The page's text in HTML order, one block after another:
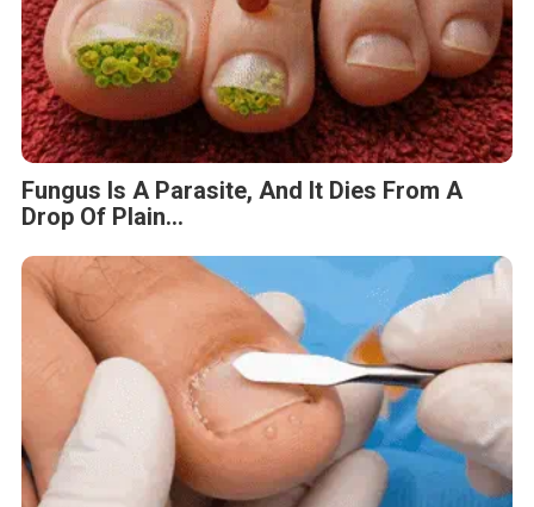
Fungus Is A Parasite, And It Dies From A
Drop Of Plain...